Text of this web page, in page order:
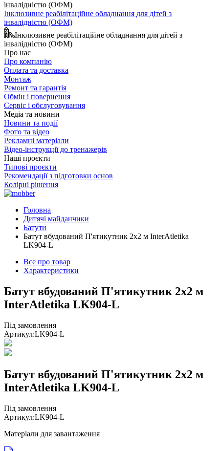
Інклюзивне реабілітаційне обладнання для дітей з
інвалідністю (ОФМ)
Інклюзивне реабілітаційне обладнання для дітей з
інвалідністю (ОФМ)
Про нас
Про компанію
Оплата та доставка
Монтаж
Ремонт та гарантія
Обмін і повернення
Сервіс і обслуговування
Медіа та новини
Новини та події
Фото та відео
Рекламні матеріали
Відео-інструкції до тренажерів
Наші проєкти
Типові проєкти
Рекомендації з підготовки основ
Колірні рішення
Головна
Дитячі майданчики
Батути
Батут вбудований П'ятикутник 2х2 м InterAtletika
LK904-L
Все про товар
Характеристики
Батут вбудований П'ятикутник 2х2 м
InterAtletika LK904-L
Під замовлення
Артикул:LK904-L
Батут вбудований П'ятикутник 2х2 м
InterAtletika LK904-L
Під замовлення
Артикул:LK904-L
Матеріали для завантаження